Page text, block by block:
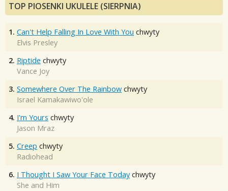
TOP PIOSENKI UKULELE (SIERPNIA)
1. Can't Help Falling In Love With You chwyty
Elvis Presley
2. Riptide chwyty
Vance Joy
3. Somewhere Over The Rainbow chwyty
Israel Kamakawiwo'ole
4. I'm Yours chwyty
Jason Mraz
5. Creep chwyty
Radiohead
6. I Thought I Saw Your Face Today chwyty
She and Him